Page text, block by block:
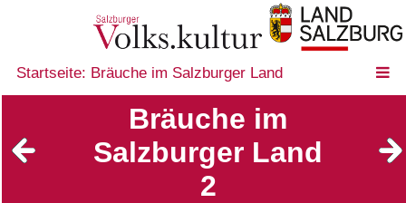
Startseite: Bräuche im Salzburger Land
Bräuche im
Salzburger Land
2